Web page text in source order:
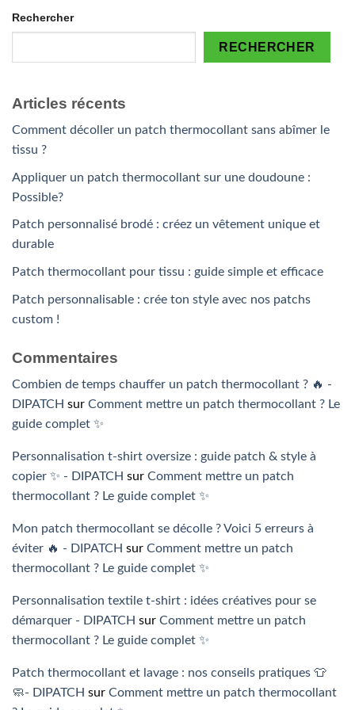
Rechercher
RECHERCHER
Articles récents
Comment décoller un patch thermocollant sans abîmer le
tissu ?
Appliquer un patch thermocollant sur une doudoune :
Possible?
Patch personnalisé brodé : créez un vêtement unique et
durable
Patch thermocollant pour tissu : guide simple et efficace
Patch personnalisable : crée ton style avec nos patchs
custom !
Commentaires
Combien de temps chauffer un patch thermocollant ? 🔥 -
DIPATCH sur Comment mettre un patch thermocollant ? Le
guide complet ✨
Personnalisation t-shirt oversize : guide patch & style à
copier ✨ - DIPATCH sur Comment mettre un patch
thermocollant ? Le guide complet ✨
Mon patch thermocollant se décolle ? Voici 5 erreurs à
éviter 🔥 - DIPATCH sur Comment mettre un patch
thermocollant ? Le guide complet ✨
Personnalisation textile t-shirt : idées créatives pour se
démarquer - DIPATCH sur Comment mettre un patch
thermocollant ? Le guide complet ✨
Patch thermocollant et lavage : nos conseils pratiques 👕
🧼- DIPATCH sur Comment mettre un patch thermocollant